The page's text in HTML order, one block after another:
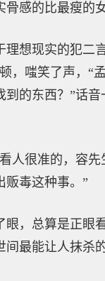
感的比最瘦的
想现实的犯二
，嗤笑了声，“
的东西？”话
人很准的，容
贩毒这种事。”
眼，总算是正眼
最能让人抹杀